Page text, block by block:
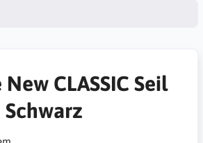
CLASSIC Seil
Schwarz